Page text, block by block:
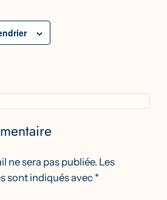
ne sera pas publiée. Les
sont indiqués avec *